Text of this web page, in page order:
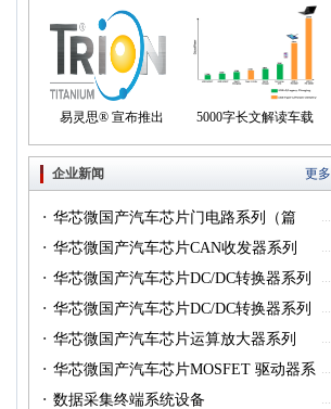
自动驾驶机器人来到我
们身边
控制器BOB集成断线
易灵思® 宣布推出
Trion® Titanium FPGA
系列
5000字长文解读车载
USB供电的方方面面
企业新闻
更多
...
· 华芯微国产汽车芯片门电路系列（篇
一）
...
· 华芯微国产汽车芯片CAN收发器系列
（篇一）
...
· 华芯微国产汽车芯片DC/DC转换器系列
...
· 华芯微国产汽车芯片DC/DC转换器系列
...
· 华芯微国产汽车芯片运算放大器系列
（篇一）
...
· 华芯微国产汽车芯片MOSFET 驱动器系
列（篇一）
...
· 数据采集终端系统设备